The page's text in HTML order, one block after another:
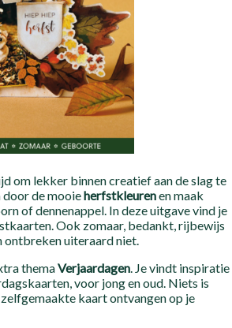
om lekker binnen creatief aan de slag te
door de mooieherfstkleurenen maak
of dennenappel. In deze uitgave vind je
Ook zomaar, bedankt, rijbewijs
ontbreken uiteraard niet.
themaVerjaardagen. Je vindt inspiratie
voor jong en oud. Niets is
kaart ontvangen op je